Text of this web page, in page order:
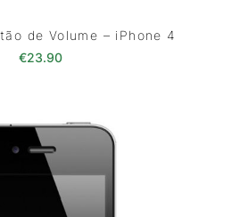
de Volume – iPhone 4
€23.90